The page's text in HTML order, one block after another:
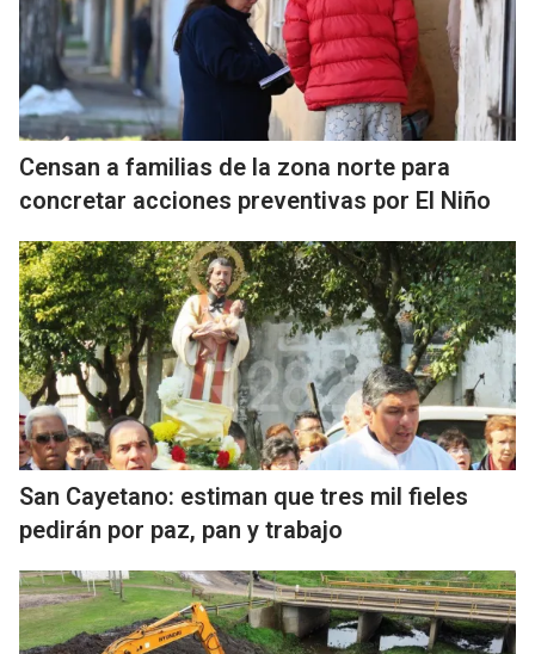
Censan a familias de la zona norte para
concretar acciones preventivas por El Niño
San Cayetano: estiman que tres mil fieles
pedirán por paz, pan y trabajo